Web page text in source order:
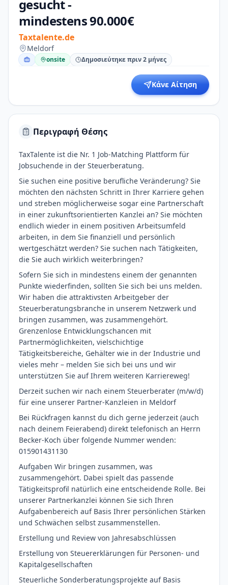
gesucht -
mindestens 90.000€
Taxtalente.de
Meldorf
onsite Δημοσιεύτηκε πριν 2 μήνες
Κάνε Αίτηση
Περιγραφή Θέσης
TaxTalente ist die Nr. 1 Job-Matching Plattform für
Jobsuchende in der Steuerberatung.
Sie suchen eine positive berufliche Veränderung? Sie
möchten den nächsten Schritt in Ihrer Karriere gehen
und streben möglicherweise sogar eine Partnerschaft
in einer zukunftsorientierten Kanzlei an? Sie möchten
endlich wieder in einem positiven Arbeitsumfeld
arbeiten, in dem Sie finanziell und persönlich
wertgeschätzt werden? Sie suchen nach Tätigkeiten,
die Sie auch wirklich weiterbringen?
Sofern Sie sich in mindestens einem der genannten
Punkte wiederfinden, sollten Sie sich bei uns melden.
Wir haben die attraktivsten Arbeitgeber der
Steuerberatungsbranche in unserem Netzwerk und
bringen zusammen, was zusammengehört.
Grenzenlose Entwicklungschancen mit
Partnermöglichkeiten, vielschichtige
Tätigkeitsbereiche, Gehälter wie in der Industrie und
vieles mehr – melden Sie sich bei uns und wir
unterstützen Sie auf Ihrem weiteren Karriereweg!
Derzeit suchen wir nach einem Steuerberater (m/w/d)
für eine unserer Partner-Kanzleien in Meldorf
Bei Rückfragen kannst du dich gerne jederzeit (auch
nach deinem Feierabend) direkt telefonisch an Herrn
Becker-Koch über folgende Nummer wenden:
015901431130
Aufgaben Wir bringen zusammen, was
zusammengehört. Dabei spielt das passende
Tätigkeitsprofil natürlich eine entscheidende Rolle. Bei
unserer Partnerkanzlei können Sie sich Ihren
Aufgabenbereich auf Basis Ihrer persönlichen Stärken
und Schwächen selbst zusammenstellen.
Erstellung und Review von Jahresabschlüssen
Erstellung von Steuererklärungen für Personen- und
Kapitalgesellschaften
Steuerliche Sonderberatungsprojekte auf Basis